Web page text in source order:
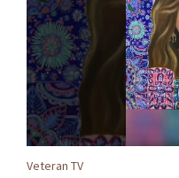
Veteran TV